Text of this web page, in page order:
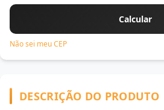
Não sei meu CEP
DESCRIÇÃO DO PRODUTO